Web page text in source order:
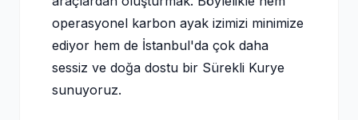
operasyonel karbon ayak izimizi minimize
ediyor hem de İstanbul'da çok daha
sessiz ve doğa dostu bir Sürekli Kurye
sunuyoruz.